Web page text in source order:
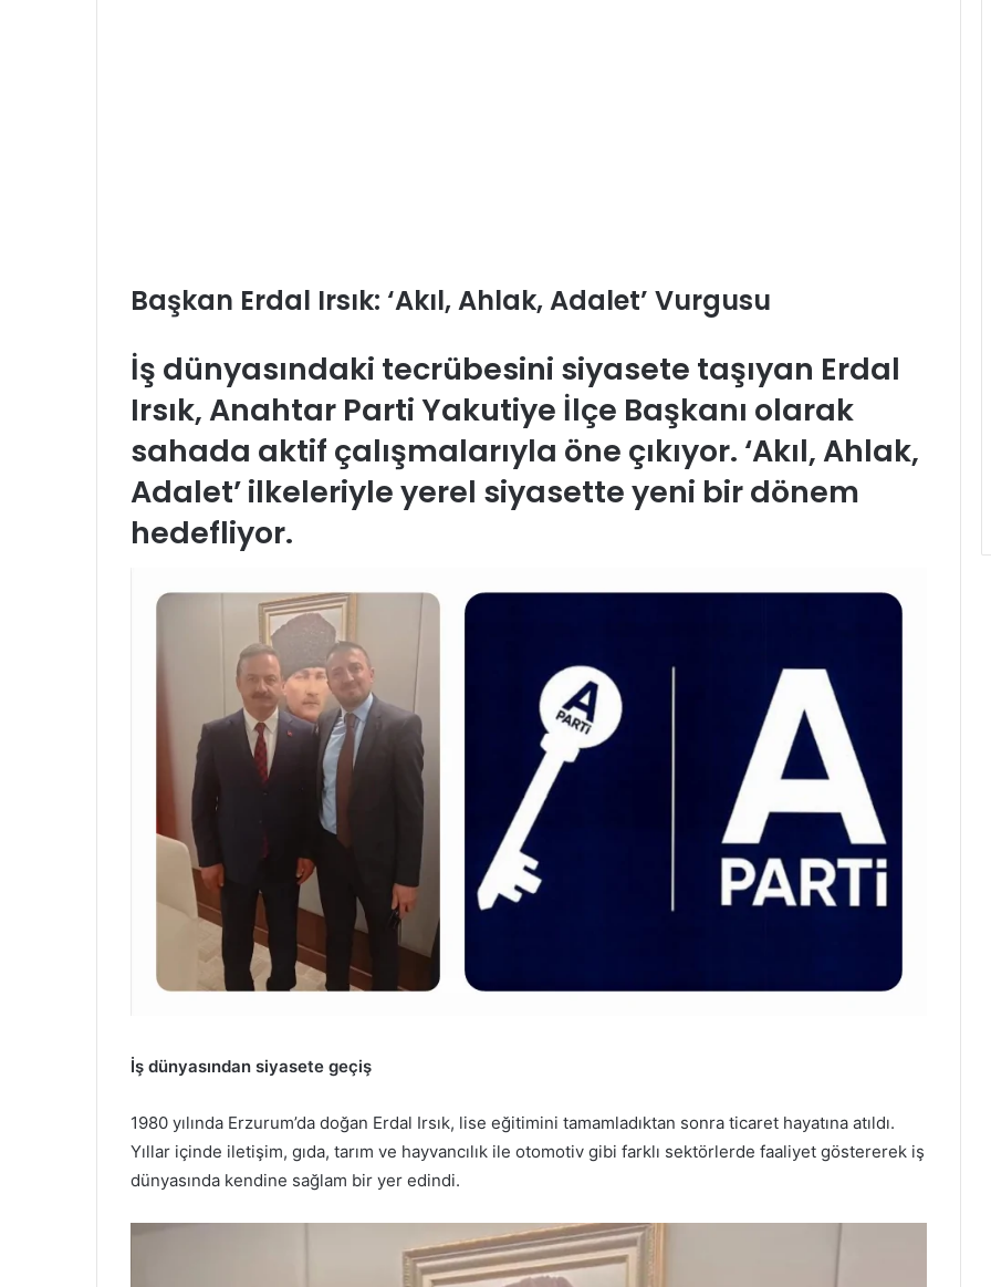
Başkan Erdal Irsık: ‘Akıl, Ahlak, Adalet’ Vurgusu
İş dünyasındaki tecrübesini siyasete taşıyan Erdal
Irsık, Anahtar Parti Yakutiye İlçe Başkanı olarak
sahada aktif çalışmalarıyla öne çıkıyor. ‘Akıl, Ahlak,
Adalet’ ilkeleriyle yerel siyasette yeni bir dönem
hedefliyor.
İş dünyasından siyasete geçiş
1980 yılında Erzurum’da doğan Erdal Irsık, lise eğitimini tamamladıktan sonra ticaret hayatına atıldı.
Yıllar içinde iletişim, gıda, tarım ve hayvancılık ile otomotiv gibi farklı sektörlerde faaliyet göstererek iş
dünyasında kendine sağlam bir yer edindi.